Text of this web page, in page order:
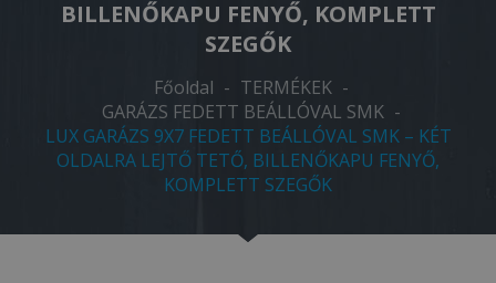
BILLENŐKAPU FENYŐ, KOMPLETT
SZEGŐK
Főoldal - TERMÉKEK -
GARÁZS FEDETT BEÁLLÓVAL SMK -
LUX GARÁZS 9X7 FEDETT BEÁLLÓVAL SMK – KÉT
OLDALRA LEJTŐ TETŐ, BILLENŐKAPU FENYŐ,
KOMPLETT SZEGŐK